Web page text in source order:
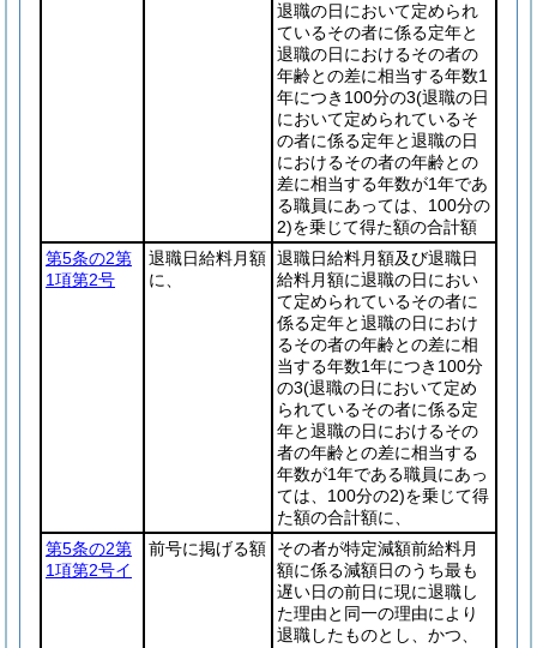
退職の日において定められ
ているその者に係る定年と
退職の日におけるその者の
年齢との差に相当する年数1
年につき100分の3(退職の日
において定められているそ
の者に係る定年と退職の日
におけるその者の年齢との
差に相当する年数が1年であ
る職員にあっては、100分の
2)を乗じて得た額の合計額
第5条の2第
1項第2号
退職日給料月額
に、
退職日給料月額及び退職日
給料月額に退職の日におい
て定められているその者に
係る定年と退職の日におけ
るその者の年齢との差に相
当する年数1年につき100分
の3(退職の日において定め
られているその者に係る定
年と退職の日におけるその
者の年齢との差に相当する
年数が1年である職員にあっ
ては、100分の2)を乗じて得
た額の合計額に、
第5条の2第
1項第2号イ
前号に掲げる額
その者が特定減額前給料月
額に係る減額日のうち最も
遅い日の前日に現に退職し
た理由と同一の理由により
退職したものとし、かつ、